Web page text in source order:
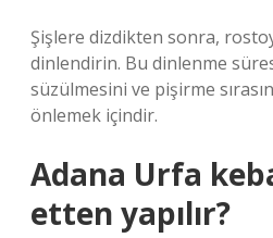
Şişlere dizdikten sonra,
dinlendirin. Bu dinlenme
süzülmesini ve pişirme
önlemek içindir.
Adana Urfa
etten yapılır?